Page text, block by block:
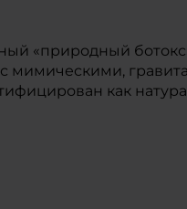
«природный
с мимическими,
как